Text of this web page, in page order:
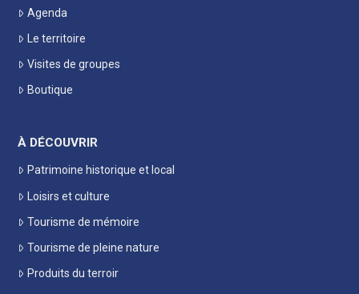
Agenda
Le territoire
Visites de groupes
Boutique
À DÉCOUVRIR
Patrimoine historique et local
Loisirs et culture
Tourisme de mémoire
Tourisme de pleine nature
Produits du terroir